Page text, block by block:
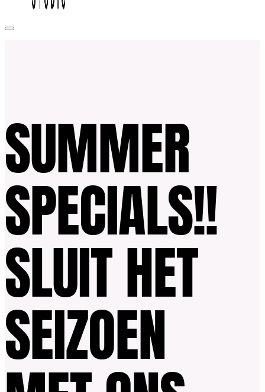
SUMMER
SPECIALS!!
SLUIT HET
SEIZOEN